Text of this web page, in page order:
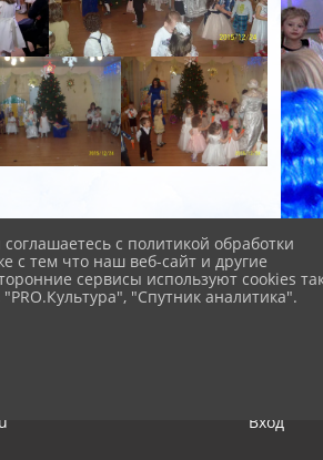
Вход
с политикой обработки
с тем что наш веб-сайт и другие
сервисы используют cookies
"Спутник аналитика".